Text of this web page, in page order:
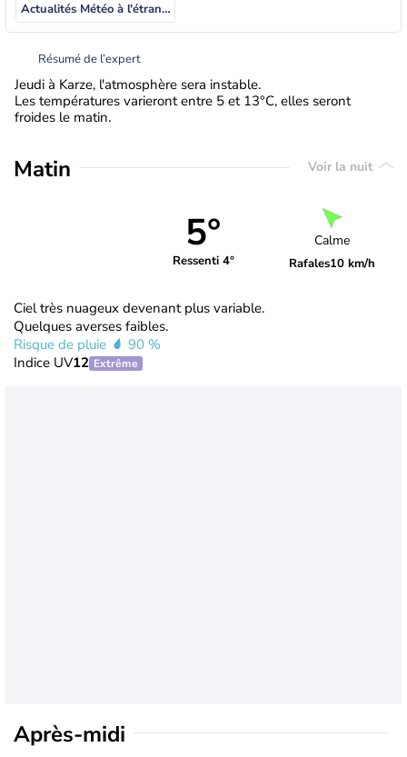
Actualités Météo à l'étranger
Résumé de l’expert
Jeudi à Karze, l'atmosphère sera instable.
Les températures varieront entre 5 et 13°C, elles seront
froides le matin.
Matin Voir la nuit
5°
Ressenti 4°
Calme
Rafales10 km/h
Ciel très nuageux devenant plus variable.
Quelques averses faibles.
Risque de pluie
90 %
Indice UV12 Extrême
Après-midi